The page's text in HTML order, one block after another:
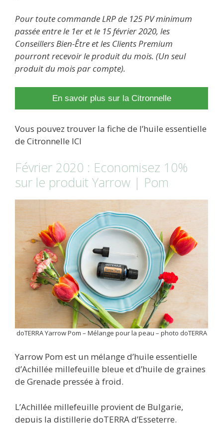
Pour toute commande LRP de 125 PV minimum
passée entre le 1er et le 15 février 2020, les
Conseillers Bien-Être et les Clients Premium
pourront recevoir le produit du mois. (Un seul
produit du mois par compte).
En savoir plus sur la Citronnelle
Vous pouvez trouver la fiche de l’huile essentielle
de Citronnelle ICI
Février 2020 : Economisez 10%
sur le produit Yarrow | Pom
doTERRA Yarrow Pom – Mélange pour la peau – photo doTERRA
Yarrow Pom est un mélange d’huile essentielle
d’Achillée millefeuille bleue et d’huile de graines
de Grenade pressée à froid.
L’Achillée millefeuille provient de Bulgarie,
depuis la distillerie doTERRA d’Esseterre.